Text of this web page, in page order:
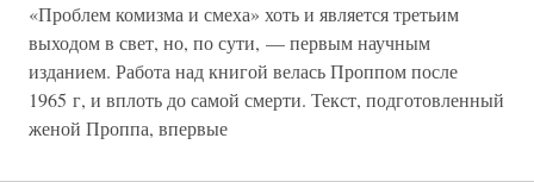
«Проблем комизма и смеха» хоть и является третьим
выходом в свет, но, по сути, — первым научным
изданием. Работа над книгой велась Проппом после
1965 г, и вплоть до самой смерти. Текст, подготовленный
женой Проппа, впервые